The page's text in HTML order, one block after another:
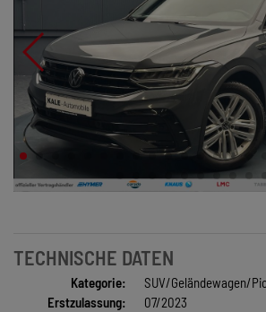
TECHNISCHE DATEN
Kategorie:
SUV/Geländewagen/
Erstzulassung:
07/2023